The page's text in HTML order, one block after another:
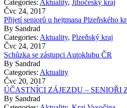
Categories: Aktuality, Jihočeský kraj
Čvc 24, 2017
Přijetí seniorů u hejtmana Plzeňského
By Sandrad
Categories: Aktuality, Plzeňský kraj
Čvc 24, 2017
Schůzka se zástupci Autoklubu ČR
By Sandrad
Categories: Aktuality
Čvc 20, 2017
ÚČASTNÍCI ZÁJEZDU – SENIOŘI
By Sandrad